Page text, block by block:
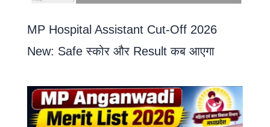
MP Hospital Assistant Cut-Off 2026
New: Safe स्कोर और Result कब आएगा